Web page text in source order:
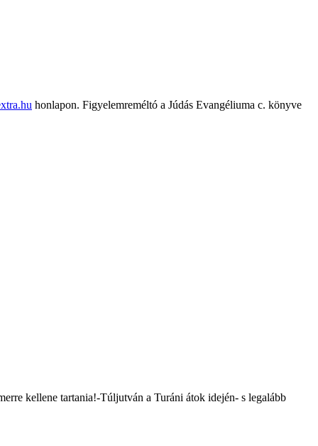
honlapon. Figyelemreméltó a Júdás Evangéliuma c. könyve
kellene tartania!-Túljutván a Turáni átok idején- s legalább